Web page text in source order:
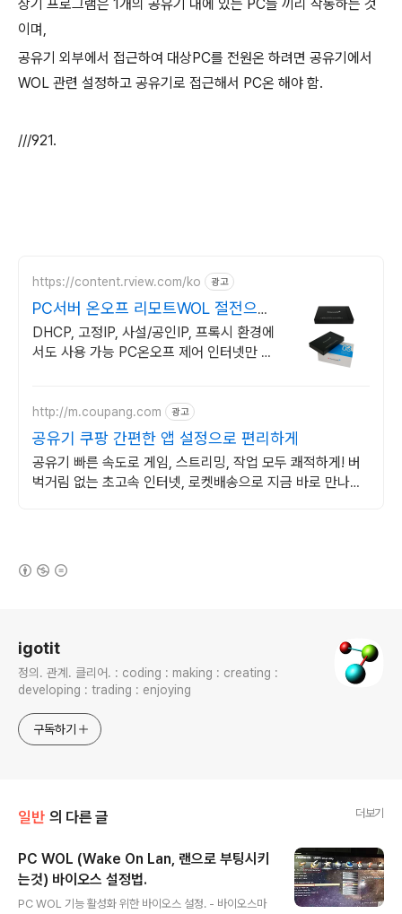
상기 프로그램은 1개의 공유기 내에 있는 PC들 끼리 작동하는 것
이며,
공유기 외부에서 접근하여 대상PC를 전원온 하려면 공유기에서
WOL 관련 설정하고 공유기로 접근해서 PC온 해야 함.
///921.
https://content.rview.com/ko 광고
PC서버 온오프 리모트WOL 절전으로
전기료 62% 절감
DHCP, 고정IP, 사설/공인IP, 프록시 환경에
서도 사용 가능 PC온오프 제어 인터넷만 연
http://m.coupang.com 광고
공유기 쿠팡 간편한 앱 설정으로 편리하게
공유기 빠른 속도로 게임, 스트리밍, 작업 모두 쾌적하게! 버
벅거림 없는 초고속 인터넷, 로켓배송으로 지금 바로 만나보
igotit
정의. 관계. 클리어. : coding : making : creating :
developing : trading : enjoying
구독하기
일반 의 다른 글 더보기
PC WOL (Wake On Lan, 랜으로 부팅시키
는것) 바이오스 설정법.
PC WOL 기능 활성화 위한 바이오스 설정. - 바이오스마